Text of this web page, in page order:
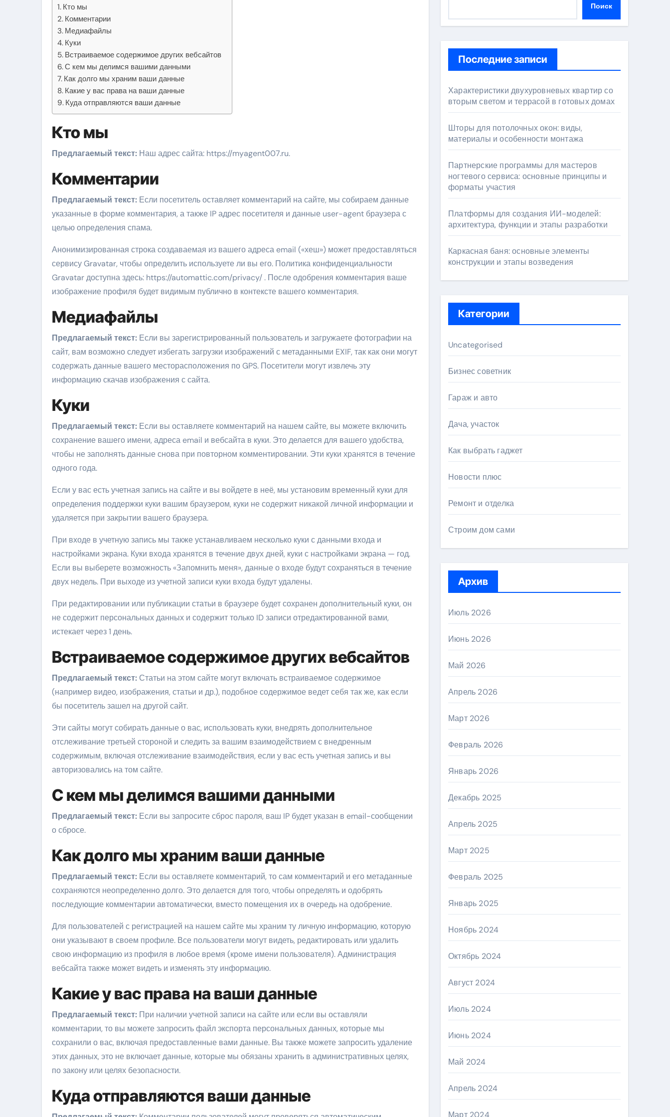
Кто мы
Комментарии
Медиафайлы
Куки
Встраиваемое содержимое других вебсайтов
С кем мы делимся вашими данными
Как долго мы храним ваши данные
Какие у вас права на ваши данные
Куда отправляются ваши данные
Кто мы
Предлагаемый текст: Наш адрес сайта: https://myagent007.ru.
Комментарии
Предлагаемый текст: Если посетитель оставляет комментарий на сайте, мы собираем данные
указанные в форме комментария, а также IP адрес посетителя и данные user-agent браузера с
целью определения спама.
Анонимизированная строка создаваемая из вашего адреса email («хеш») может предоставляться
сервису Gravatar, чтобы определить используете ли вы его. Политика конфиденциальности
Gravatar доступна здесь: https://automattic.com/privacy/ . После одобрения комментария ваше
изображение профиля будет видимым публично в контексте вашего комментария.
Медиафайлы
Предлагаемый текст: Если вы зарегистрированный пользователь и загружаете фотографии на
сайт, вам возможно следует избегать загрузки изображений с метаданными EXIF, так как они могут
содержать данные вашего месторасположения по GPS. Посетители могут извлечь эту
информацию скачав изображения с сайта.
Куки
Предлагаемый текст: Если вы оставляете комментарий на нашем сайте, вы можете включить
сохранение вашего имени, адреса email и вебсайта в куки. Это делается для вашего удобства,
чтобы не заполнять данные снова при повторном комментировании. Эти куки хранятся в течение
одного года.
Если у вас есть учетная запись на сайте и вы войдете в неё, мы установим временный куки для
определения поддержки куки вашим браузером, куки не содержит никакой личной информации и
удаляется при закрытии вашего браузера.
При входе в учетную запись мы также устанавливаем несколько куки с данными входа и
настройками экрана. Куки входа хранятся в течение двух дней, куки с настройками экрана — год.
Если вы выберете возможность «Запомнить меня», данные о входе будут сохраняться в течение
двух недель. При выходе из учетной записи куки входа будут удалены.
При редактировании или публикации статьи в браузере будет сохранен дополнительный куки, он
не содержит персональных данных и содержит только ID записи отредактированной вами,
истекает через 1 день.
Встраиваемое содержимое других вебсайтов
Предлагаемый текст: Статьи на этом сайте могут включать встраиваемое содержимое
(например видео, изображения, статьи и др.), подобное содержимое ведет себя так же, как если
бы посетитель зашел на другой сайт.
Эти сайты могут собирать данные о вас, использовать куки, внедрять дополнительное
отслеживание третьей стороной и следить за вашим взаимодействием с внедренным
содержимым, включая отслеживание взаимодействия, если у вас есть учетная запись и вы
авторизовались на том сайте.
С кем мы делимся вашими данными
Предлагаемый текст: Если вы запросите сброс пароля, ваш IP будет указан в email-сообщении
о сбросе.
Как долго мы храним ваши данные
Предлагаемый текст: Если вы оставляете комментарий, то сам комментарий и его метаданные
сохраняются неопределенно долго. Это делается для того, чтобы определять и одобрять
последующие комментарии автоматически, вместо помещения их в очередь на одобрение.
Для пользователей с регистрацией на нашем сайте мы храним ту личную информацию, которую
они указывают в своем профиле. Все пользователи могут видеть, редактировать или удалить
свою информацию из профиля в любое время (кроме имени пользователя). Администрация
вебсайта также может видеть и изменять эту информацию.
Какие у вас права на ваши данные
Предлагаемый текст: При наличии учетной записи на сайте или если вы оставляли
комментарии, то вы можете запросить файл экспорта персональных данных, которые мы
сохранили о вас, включая предоставленные вами данные. Вы также можете запросить удаление
этих данных, это не включает данные, которые мы обязаны хранить в административных целях,
по закону или целях безопасности.
Куда отправляются ваши данные
Поиск
Последние записи
Характеристики двухуровневых квартир со
вторым светом и террасой в готовых домах
Шторы для потолочных окон: виды,
материалы и особенности монтажа
Партнерские программы для мастеров
ногтевого сервиса: основные принципы и
форматы участия
Платформы для создания ИИ-моделей:
архитектура, функции и этапы разработки
Каркасная баня: основные элементы
конструкции и этапы возведения
Категории
Uncategorised
Бизнес советник
Гараж и авто
Дача, участок
Как выбрать гаджет
Новости плюс
Ремонт и отделка
Строим дом сами
Архив
Июль 2026
Июнь 2026
Май 2026
Апрель 2026
Март 2026
Февраль 2026
Январь 2026
Декабрь 2025
Апрель 2025
Март 2025
Февраль 2025
Январь 2025
Ноябрь 2024
Октябрь 2024
Август 2024
Июль 2024
Июнь 2024
Май 2024
Апрель 2024
Март 2024